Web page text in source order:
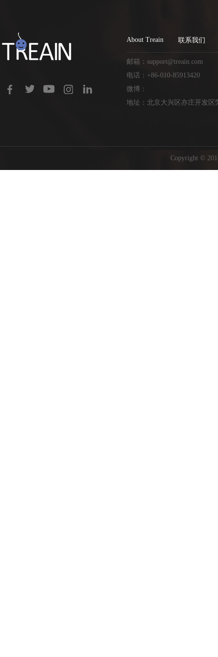
About Treain 联系我们
邮箱：support@treain.com
电话：+86-010-85913420
微博：
地址：北京大兴区亦庄开发区
Copyright ©